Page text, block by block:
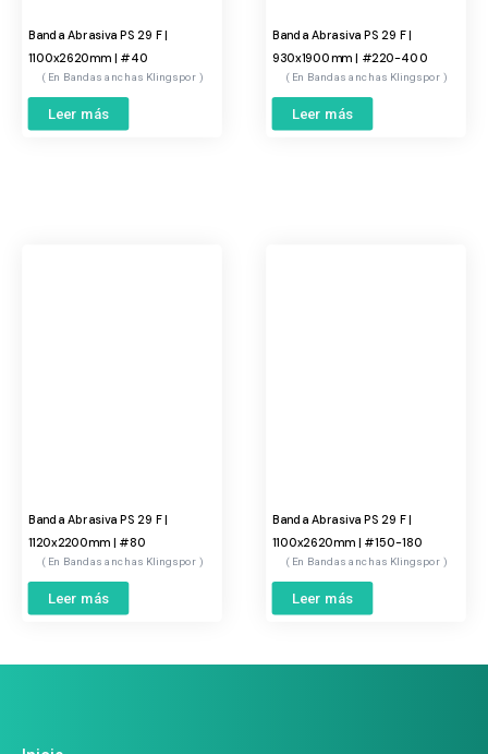
Banda Abrasiva PS 29 F |
1100x2620mm | #40
Bandas anchas Klingspor
Leer más
Banda Abrasiva PS 29 F |
930x1900mm | #220-400
Bandas anchas Klingspor
Leer más
Banda Abrasiva PS 29 F |
1120x2200mm | #80
Bandas anchas Klingspor
Leer más
Banda Abrasiva PS 29 F |
1100x2620mm | #150-180
Bandas anchas Klingspor
Leer más